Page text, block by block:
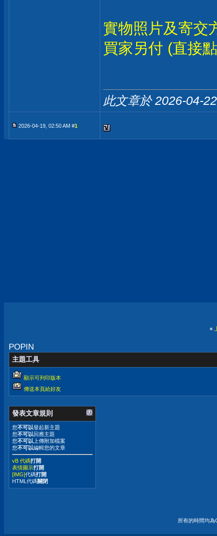
實物照片及寄交
買家另付 (直接
此文章於 2026-04-
2026-04-19, 02:50 AM #1
«
POPIN
主題工具
顯示可列印版本
傳送本頁給好友
發表文章規則
您不可以發起新主題
您不可以回應主題
您不可以 上傳附加檔案
您不可以編輯您的文章
vB 代碼打開
表情圖示打開
[IMG]代碼打開
HTML代碼關閉
所有的時間均為